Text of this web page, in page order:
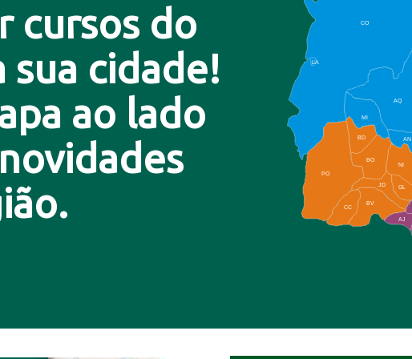
cursos do
sua cidade!
ao lado
CO
AQ
MI
AN
BD
BO
NI
JD
PO
BV
CC
AJ
GL
LA